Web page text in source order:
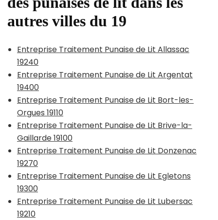
autres villes du 19
Entreprise Traitement Punaise de Lit Allassac
19240
Entreprise Traitement Punaise de Lit Argentat
19400
Entreprise Traitement Punaise de Lit Bort-les-
Orgues 19110
Entreprise Traitement Punaise de Lit Brive-la-
Gaillarde 19100
Entreprise Traitement Punaise de Lit Donzenac
19270
Entreprise Traitement Punaise de Lit Egletons
19300
Entreprise Traitement Punaise de Lit Lubersac
19210